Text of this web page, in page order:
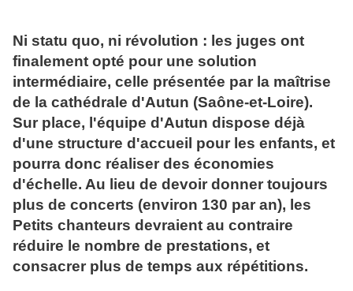
Ni statu quo, ni révolution : les juges ont
finalement opté pour une solution
intermédiaire, celle présentée par la maîtrise
de la cathédrale d'Autun (Saône-et-Loire).
Sur place, l'équipe d'Autun dispose déjà
d'une structure d'accueil pour les enfants, et
pourra donc réaliser des économies
d'échelle. Au lieu de devoir donner toujours
plus de concerts (environ 130 par an), les
Petits chanteurs devraient au contraire
réduire le nombre de prestations, et
consacrer plus de temps aux répétitions.